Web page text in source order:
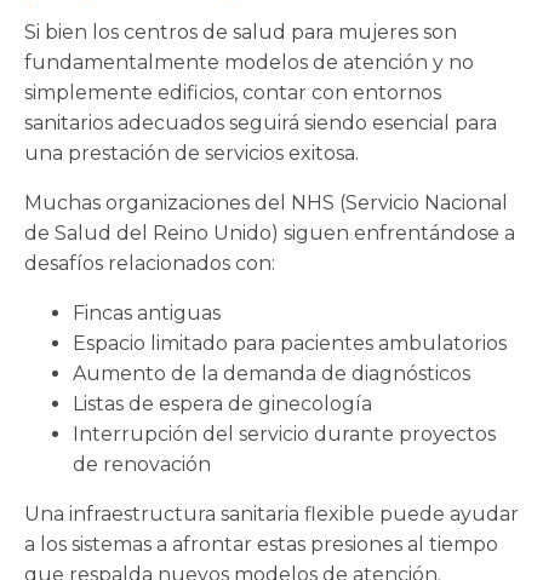
Si bien los centros de salud para mujeres son
fundamentalmente modelos de atención y no
simplemente edificios, contar con entornos
sanitarios adecuados seguirá siendo esencial para
una prestación de servicios exitosa.
Muchas organizaciones del NHS (Servicio Nacional
de Salud del Reino Unido) siguen enfrentándose a
desafíos relacionados con:
Fincas antiguas
Espacio limitado para pacientes ambulatorios
Aumento de la demanda de diagnósticos
Listas de espera de ginecología
Interrupción del servicio durante proyectos
de renovación
Una infraestructura sanitaria flexible puede ayudar
a los sistemas a afrontar estas presiones al tiempo
que respalda nuevos modelos de atención.